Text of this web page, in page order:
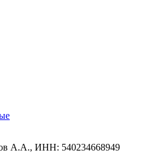
А.А., ИНН: 540234668949